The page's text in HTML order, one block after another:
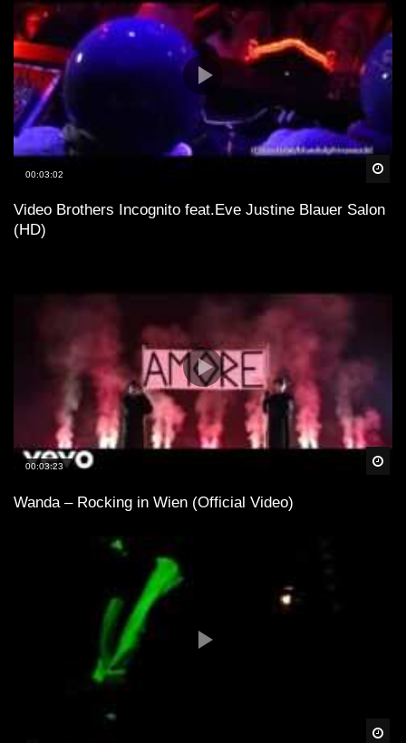
00:03:02
Video Brothers Incognito feat.Eve Justine Blauer Salon
(HD)
00:03:23
Wanda – Rocking in Wien (Official Video)